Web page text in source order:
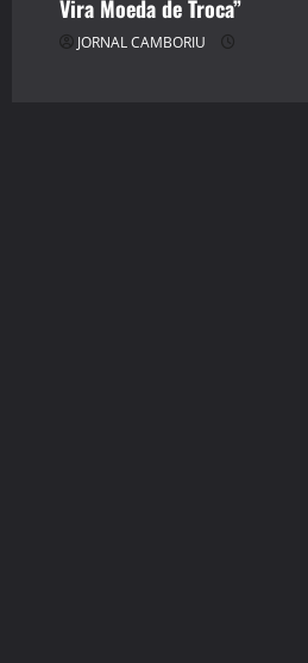
Vira Moeda de Troca”
JORNAL CAMBORIU